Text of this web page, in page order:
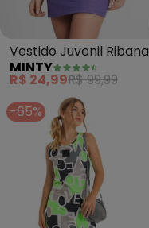
Vestido Juvenil Ribana
Menina (Roxo)
MINTY
R$ 24,99R$ 99,99
-65%